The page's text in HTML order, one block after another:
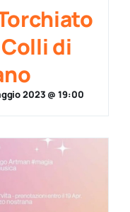
di
2023 @ 19:00